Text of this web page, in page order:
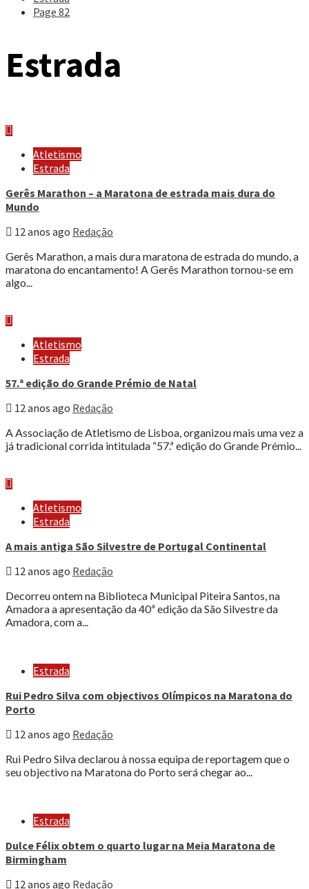
Page 82
Estrada
Atletismo
Estrada
Gerês Marathon – a Maratona de estrada mais dura do
Mundo
12 anos ago Redação
Gerês Marathon, a mais dura maratona de estrada do mundo, a
maratona do encantamento! A Gerês Marathon tornou-se em
algo...
Atletismo
Estrada
57.ª edição do Grande Prémio de Natal
12 anos ago Redação
A Associação de Atletismo de Lisboa, organizou mais uma vez a
já tradicional corrida intitulada “57.ª edição do Grande Prémio...
Atletismo
Estrada
A mais antiga São Silvestre de Portugal Continental
12 anos ago Redação
Decorreu ontem na Biblioteca Municipal Piteira Santos, na
Amadora a apresentação da 40ª edição da São Silvestre da
Amadora, com a...
Estrada
Rui Pedro Silva com objectivos Olímpicos na Maratona do
Porto
12 anos ago Redação
Rui Pedro Silva declarou à nossa equipa de reportagem que o
seu objectivo na Maratona do Porto será chegar ao...
Estrada
Dulce Félix obtem o quarto lugar na Meia Maratona de
Birmingham
12 anos ago Redação